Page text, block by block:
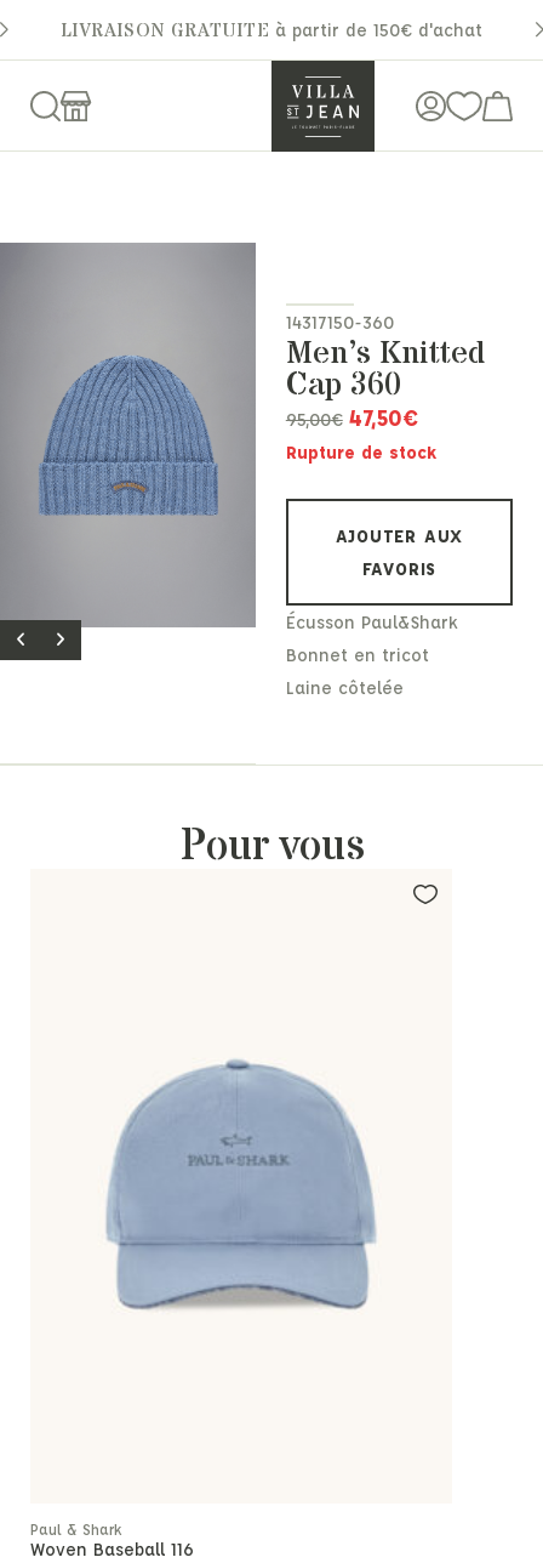
LIVRAISON GRATUITE à partir de 150€ d'achat
14317150-360
Men’s Knitted
Cap 360
95,00€ 47,50€
Rupture de stock
AJOUTER AUX
FAVORIS
Écusson Paul&Shark
Bonnet en tricot
Laine côtelée
Pour vous
Paul & Shark
Woven Baseball 116